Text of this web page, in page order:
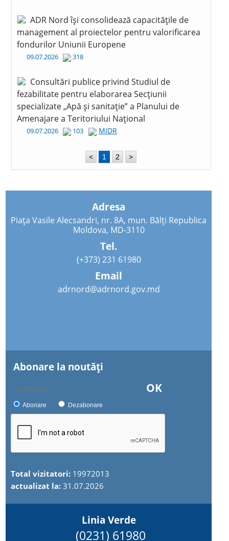
ADR Nord își consolidează capacitățile de
management al proiectelor pentru valorificarea
fondurilor Uniunii Europene
09.07.2026 318
Consultări publice privind Studiul de
fezabilitate pentru elaborarea Secțiunii
specializate „Apă și sanitație” a Planului de
Amenajare a Teritoriului Național
09.07.2026 103 MIDR
< 1 2 >
Adresa
Piața Vasile Alecsandri, nr. 8A, mun. Bălți Republica
Moldova, MD-3110
Tel.
(+373) 231 61980
Email
adrnord@adrnord.gov.md
Abonare la noutăţi
OK
Abonare Dezabonare
Total vizitatori: 19972013
actualizat la:31.07.2026
Linia Verde
(0231) 61980